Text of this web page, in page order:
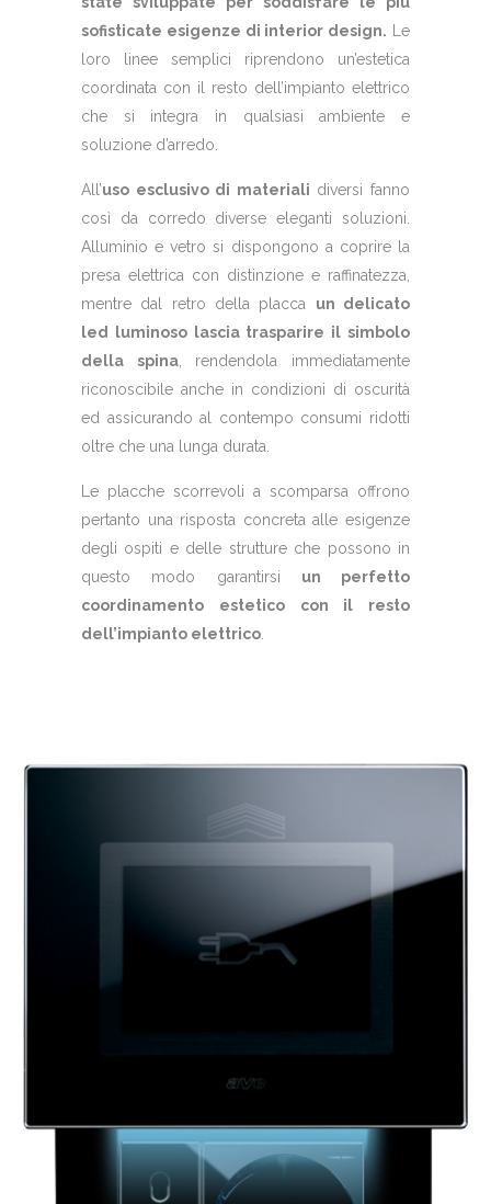
sofisticate esigenze di interior design. Le
loro linee semplici riprendono un’estetica
coordinata con il resto dell’impianto elettrico
che si integra in qualsiasi ambiente e
soluzione d’arredo.
All’uso esclusivo di materiali diversi fanno
così da corredo diverse eleganti soluzioni.
Alluminio e vetro si dispongono a coprire la
presa elettrica con distinzione e raffinatezza,
mentre dal retro della placca un delicato
led luminoso lascia trasparire il simbolo
della spina, rendendola immediatamente
riconoscibile anche in condizioni di oscurità
ed assicurando al contempo consumi ridotti
oltre che una lunga durata.
Le placche scorrevoli a scomparsa offrono
pertanto una risposta concreta alle esigenze
degli ospiti e delle strutture che possono in
questo modo garantirsi un perfetto
coordinamento estetico con il resto
dell’impianto elettrico